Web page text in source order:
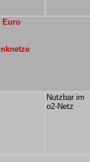
Euro
Nutzbar im
o2-Netz